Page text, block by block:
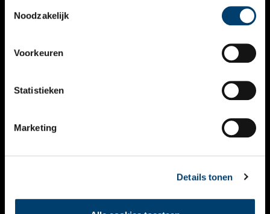
Noodzakelijk
Voorkeuren
Statistieken
Marketing
Details tonen
VERHALEN
KALENDER
THEMA’S
VIDEO’S
CONTACT